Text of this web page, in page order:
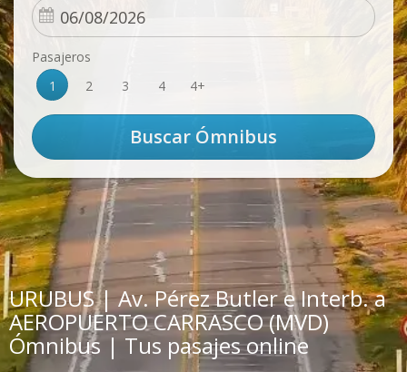
Pasajeros
1
2 3 4 4+
URUBUS | Av. Pérez Butler e Interb. a
AEROPUERTO CARRASCO (MVD)
Ómnibus | Tus pasajes online